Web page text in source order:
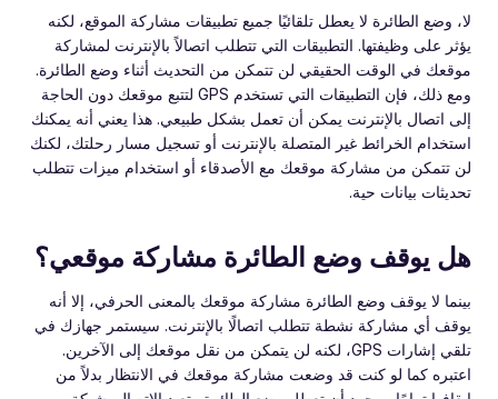
لا، وضع الطائرة لا يعطل تلقائيًا جميع تطبيقات مشاركة الموقع، لكنه
يؤثر على وظيفتها. التطبيقات التي تتطلب اتصالاً بالإنترنت لمشاركة
موقعك في الوقت الحقيقي لن تتمكن من التحديث أثناء وضع الطائرة.
ومع ذلك، فإن التطبيقات التي تستخدم GPS لتتبع موقعك دون الحاجة
إلى اتصال بالإنترنت يمكن أن تعمل بشكل طبيعي. هذا يعني أنه يمكنك
استخدام الخرائط غير المتصلة بالإنترنت أو تسجيل مسار رحلتك، لكنك
لن تتمكن من مشاركة موقعك مع الأصدقاء أو استخدام ميزات تتطلب
تحديثات بيانات حية.
هل يوقف وضع الطائرة مشاركة موقعي؟
بينما لا يوقف وضع الطائرة مشاركة موقعك بالمعنى الحرفي، إلا أنه
يوقف أي مشاركة نشطة تتطلب اتصالًا بالإنترنت. سيستمر جهازك في
تلقي إشارات GPS، لكنه لن يتمكن من نقل موقعك إلى الآخرين.
اعتبره كما لو كنت قد وضعت مشاركة موقعك في الانتظار بدلاً من